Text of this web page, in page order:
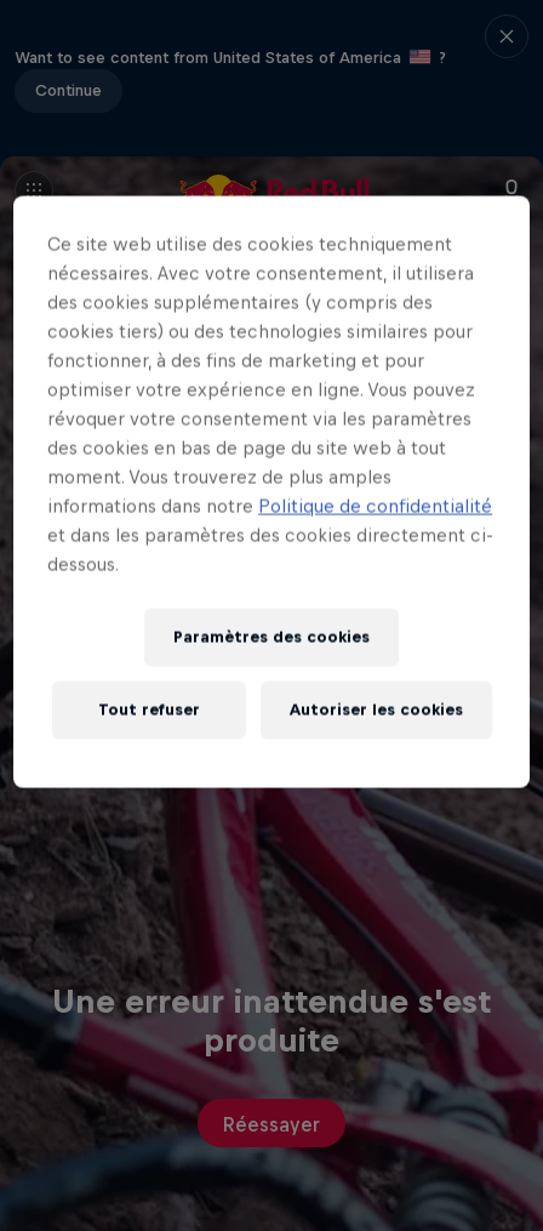
Want to see content from United States of America
?
Continue
Une erreur inattendue s'est
produite
Réessayer
Ce site web utilise des cookies techniquement
nécessaires. Avec votre consentement, il utilisera
des cookies supplémentaires (y compris des
cookies tiers) ou des technologies similaires pour
fonctionner, à des fins de marketing et pour
optimiser votre expérience en ligne. Vous pouvez
révoquer votre consentement via les paramètres
des cookies en bas de page du site web à tout
moment. Vous trouverez de plus amples
informations dans notre Politique de confidentialité
et dans les paramètres des cookies directement ci-
dessous.
Paramètres des cookies
Tout refuser Autoriser les cookies